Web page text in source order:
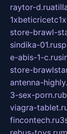
raytor-d.ru
store-brawl-
sindika-01.ru
e-abis-1-c.ru
store-
antenna-
3-sex-porn.ru
viagra-
fincontech.ru